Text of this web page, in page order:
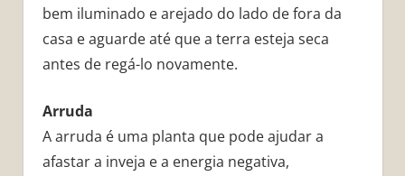
bem iluminado e arejado do lado de fora da
casa e aguarde até que a terra esteja seca
antes de regá-lo novamente.
Arruda
A arruda é uma planta que pode ajudar a
afastar a inveja e a energia negativa,